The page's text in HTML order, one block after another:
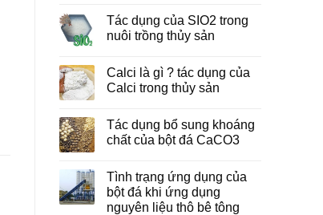
Tác dụng của SIO2 trong
nuôi trồng thủy sản
Calci là gì ? tác dụng của
Calci trong thủy sản
Tác dụng bổ sung khoáng
chất của bột đá CaCO3
Tình trạng ứng dụng của
bột đá khi ứng dụng
nguyên liệu thô bê tông